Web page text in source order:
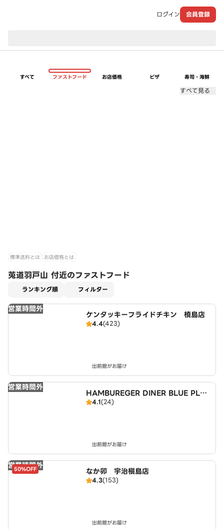
ログイン 会員登録
すべて ファストフード お店価格 ピザ 寿司・海鮮
すべて見る
標準送料とは お店価格とは
莵道羽戸山 付近のファストフード
ランキング順 フィルター
営業時間外
ケンタッキーフライドチキン 槙島店
4.4(423)
出前館がお届け
営業時間外
HAMBUREGER DINER BLUE PLA
NET
4.1(24)
出前館がお届け
営業時間外
50%OFF なか卯 宇治槇島店
4.3(153)
出前館がお届け